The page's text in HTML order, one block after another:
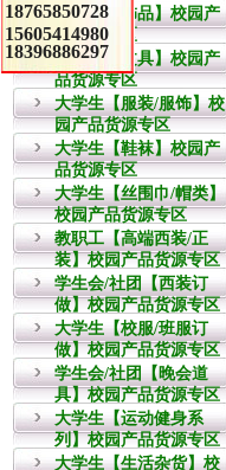
大学生【饰品】校园产
品货源专区
大学生【文具】校园产
品货源专区
大学生【服装/服饰】校
园产品货源专区
大学生【鞋袜】校园产
品货源专区
大学生【丝围巾/帽类】
校园产品货源专区
教职工【高端西装/正
装】校园产品货源专区
学生会/社团【西装订
做】校园产品货源专区
大学生【校服/班服订
做】校园产品货源专区
学生会/社团【晚会道
具】校园产品货源专区
大学生【运动健身系
列】校园产品货源专区
大学生【生活杂货】校
18765850728
15605414980
18396886297